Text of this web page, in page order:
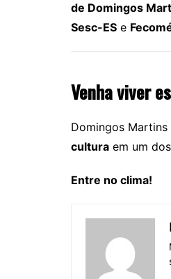
de Domingos
Sesc-ES e
Venha viver
Domingos
cultura em um
Entre no clima!